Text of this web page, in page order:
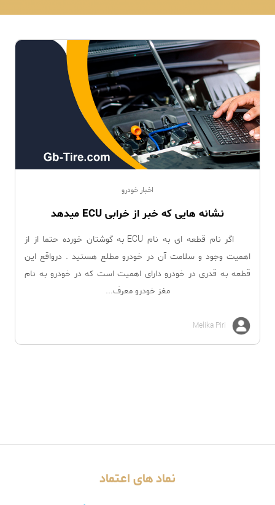
اخبار خودرو
نشانه هایی که خبر از خرابی ECU میدهد
اگر نام قطعه ای به نام ECU به گوشتان خورده حتما از از
اهمیت وجود و سلامت آن در خودرو مطلع هستید . درواقع این
قطعه به قدری در خودرو دارای اهمیت است که در خودرو به نام
مغز خودرو معرف...
Melika Piri
نماد های اعتماد